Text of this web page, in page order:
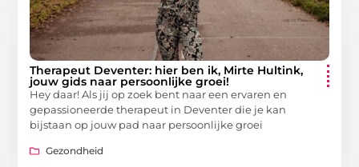
Therapeut Deventer: hier ben ik, Mirte Hultink,
jouw gids naar persoonlijke groei!
Hey daar! Als jij op zoek bent naar een ervaren en
gepassioneerde therapeut in Deventer die je kan
bijstaan op jouw pad naar persoonlijke groei
Gezondheid